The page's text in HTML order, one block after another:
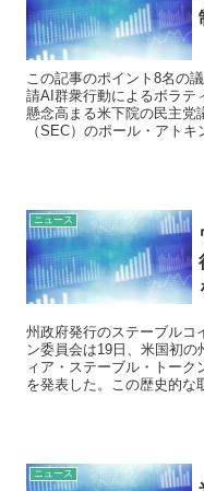
この記事のポイント8名の
請AI群衆行動によるボラテ
懸念高まる米下院の民主党
（SEC）のポール・アト
ニュース
州政府発行のステーブルコ
ン委員会は19日、米国初
ィア・ステーブル・トー
を発表した。この歴史的な
ニュース